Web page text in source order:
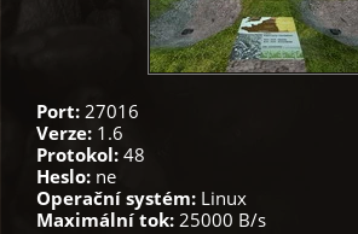
Port: 27016
Verze: 1.6
Protokol: 48
Heslo: ne
Operační systém: Linux
Maximální tok: 25000 B/s